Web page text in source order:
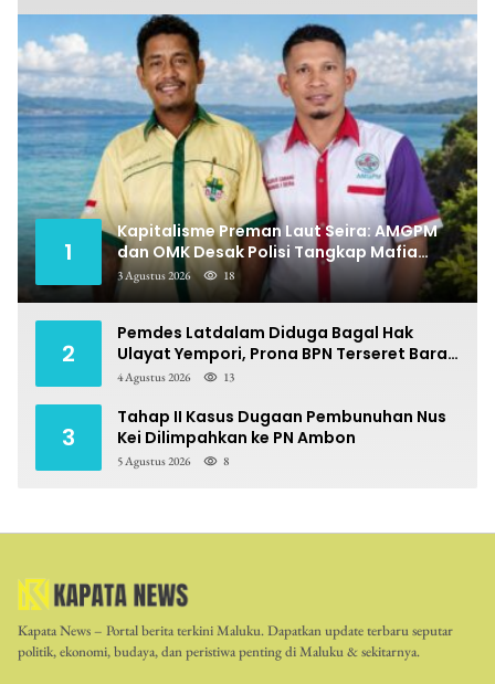
1
Kapitalisme Preman Laut Seira: AMGPM
dan OMK Desak Polisi Tangkap Mafia
Pungli
3 Agustus 2026 18
2
Pemdes Latdalam Diduga Bagal Hak
Ulayat Yempori, Prona BPN Terseret Bara
Sengketa
4 Agustus 2026 13
3
Tahap II Kasus Dugaan Pembunuhan Nus
Kei Dilimpahkan ke PN Ambon
5 Agustus 2026 8
Kapata News – Portal berita terkini Maluku. Dapatkan update terbaru seputar
politik, ekonomi, budaya, dan peristiwa penting di Maluku & sekitarnya.